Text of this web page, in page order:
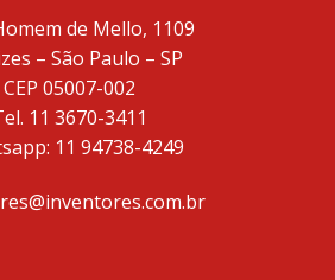
de Mello, 1109
– São Paulo – SP
CEP 05007-002
11 3670-3411
11 94738-4249